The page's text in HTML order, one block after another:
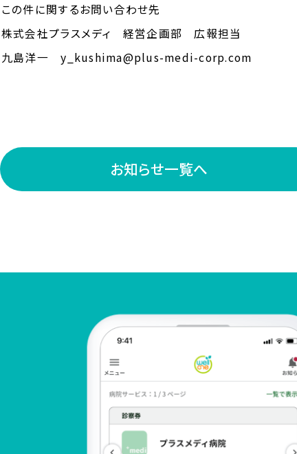
この件に関するお問い合わせ先
株式会社プラスメディ 経営企画部 広報担当
九島洋一 y_kushima@plus-medi-corp.com
お知らせ一覧へ